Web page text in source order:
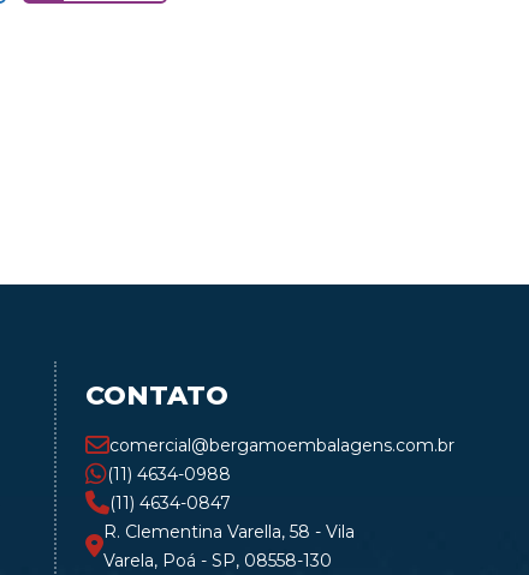
CONTATO
comercial@bergamoembalagens.com.br
(11) 4634-0988
(11) 4634-0847
R. Clementina Varella, 58 - Vila
Varela, Poá - SP, 08558-130